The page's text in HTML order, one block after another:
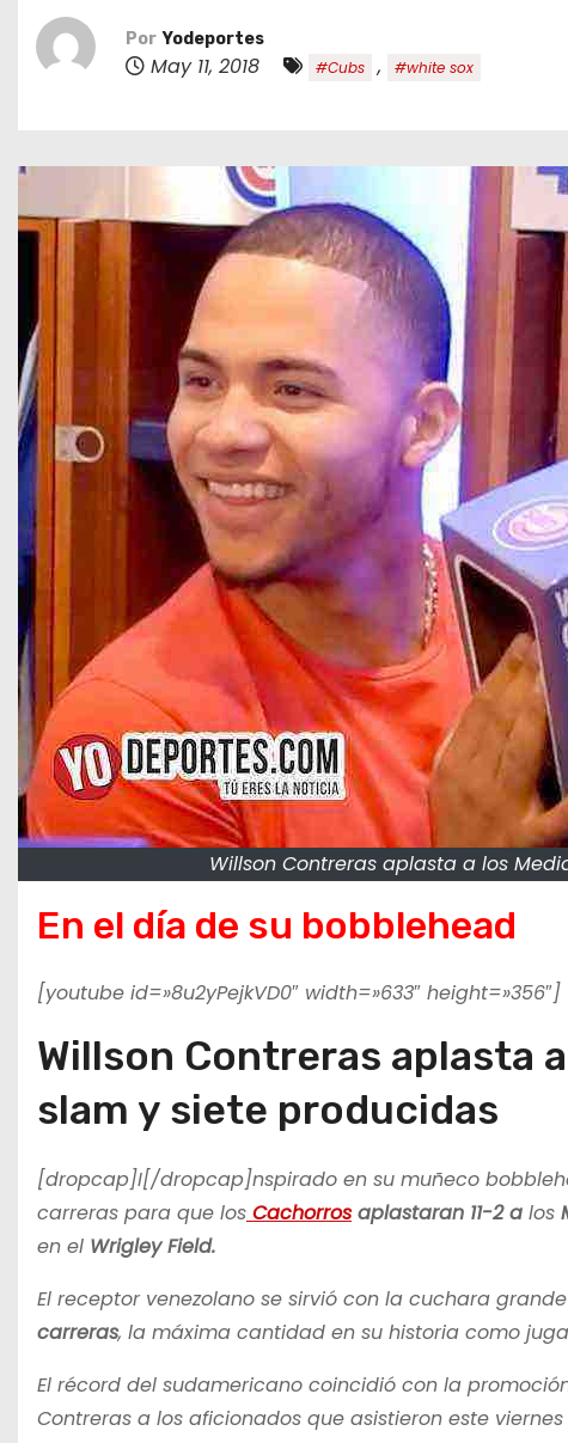
Por Yodeportes
May 11, 2018 #Cubs , #white sox
Willson Contreras aplasta a los
En el día de su bobblehead
[youtube id=»8u2yPejkVD0″ width=»633″ height=»356″]
Willson Contreras aplasta
slam y siete producidas
[dropcap]I[/dropcap]nspirado en su muñeco
carreras para que los Cachorrosaplastaran 11-2 a los
en el Wrigley Field.
El receptor venezolano se sirvió con la cuchara
carreras, la máxima cantidad en su historia como
El récord del sudamericano coincidió con la
Contreras a los aficionados que asistieron este